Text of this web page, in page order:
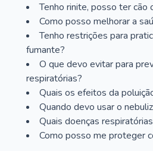
Tenho rinite, posso ter cão
Como posso melhorar a
Tenho restrições para
fumante?
O que devo evitar para
respiratórias?
Quais os efeitos da
Quando devo usar o
Quais doenças
Como posso me proteger